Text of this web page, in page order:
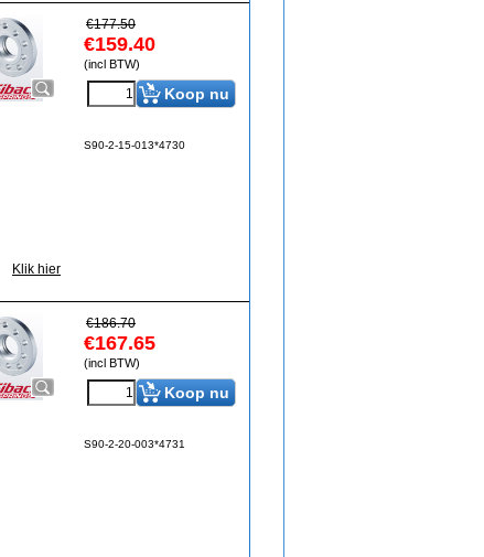
€177.50
€159.40
(incl BTW)
Koop nu
S90-2-15-013*4730
Klik hier
€186.70
€167.65
(incl BTW)
Koop nu
S90-2-20-003*4731